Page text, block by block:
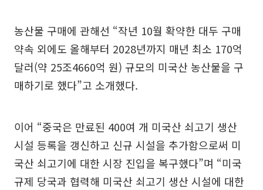
농산물 구매에 관해선 “작년 10월 확약한 대두 구매
약속 외에도 올해부터 2028년까지 매년 최소 170억
달러(약 25조4660억 원) 규모의 미국산 농산물을 구
매하기로 했다”고 소개했다.
이어 “중국은 만료된 400여 개 미국산 쇠고기 생산
시설 등록을 갱신하고 신규 시설을 추가함으로써 미
국산 쇠고기에 대한 시장 진입을 복구했다”며 “미국
규제 당국과 협력해 미국산 쇠고기 생산 시설에 대한